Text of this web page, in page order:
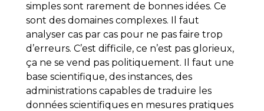
simples sont rarement de bonnes idées. Ce
sont des domaines complexes. Il faut
analyser cas par cas pour ne pas faire trop
d’erreurs. C’est difficile, ce n’est pas glorieux,
ça ne se vend pas politiquement. Il faut une
base scientifique, des instances, des
administrations capables de traduire les
données scientifiques en mesures pratiques